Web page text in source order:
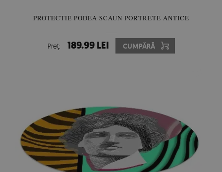
PROTECTIE PODEA SCAUN PORTRETE ANTICE
Preţ: 189.99 LEI CUMPĂRĂ